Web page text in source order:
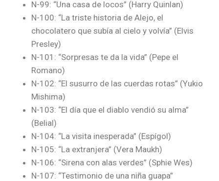
N-99: “Una casa de locos” (Harry Quinlan)
N-100: “La triste historia de Alejo, el
chocolatero que subía al cielo y volvía” (Elvis
Presley)
N-101: “Sorpresas te da la vida” (Pepe el
Romano)
N-102: “El susurro de las cuerdas rotas” (Yukio
Mishima)
N-103: “El día que el diablo vendió su alma”
(Belial)
N-104: “La visita inesperada” (Espígol)
N-105: “La extranjera” (Vera Maukh)
N-106: “Sirena con alas verdes” (Sphie Wes)
N-107: “Testimonio de una niña guapa”